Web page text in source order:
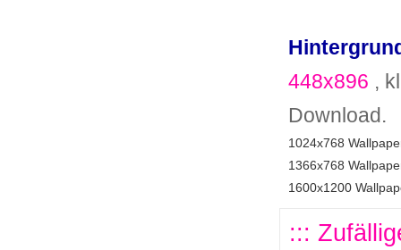
448x896 ,
Download.
1024x768
1366x768
1600x1200
:::